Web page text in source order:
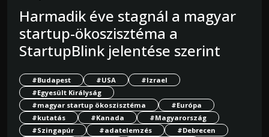
Harmadik éve stagnál a magyar
startup-ökoszisztéma a
StartupBlink jelentése szerint
#Budapest #USA
#Izrael
#Egyesült Királyság
#magyar startup ökoszisztéma
#Európa
#kutatás
#Kanada
#Magyarország
#Szingapúr
#adatelemzés
#Debrecen